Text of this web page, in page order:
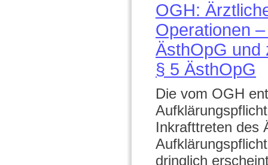
OGH:
Operationen
ÄsthOpG und
§ 5 ÄsthOpG
Die vom OGH
Inkrafttreten des
dringlich